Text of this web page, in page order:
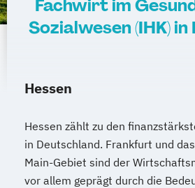
Heilpraktiker - Vorbereitung
amtsärztliche Überprüfung
Life Coach
Sportmentaltrainer
Stress- und Burnout-Coach
Wellness- und Spa-
Fachwirt im
Sozialwesen (IHK) in
Hessen
Hessen zählt zu den
in Deutschland. Frankfurt und
Main-Gebiet sind der
vor allem geprägt durch die